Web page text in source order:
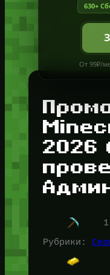
630+
От 99₽/
2026
Рубрики: